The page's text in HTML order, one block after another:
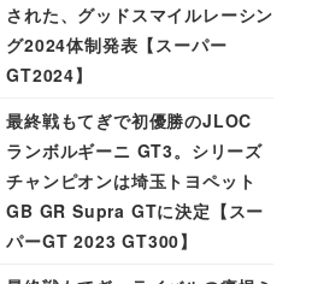
された、グッドスマイルレーシン
グ2024体制発表【スーパー
GT2024】
最終戦もてぎで初優勝のJLOC
ランボルギーニ GT3。シリーズ
チャンピオンは埼玉トヨペット
GB GR Supra GTに決定【スー
パーGT 2023 GT300】